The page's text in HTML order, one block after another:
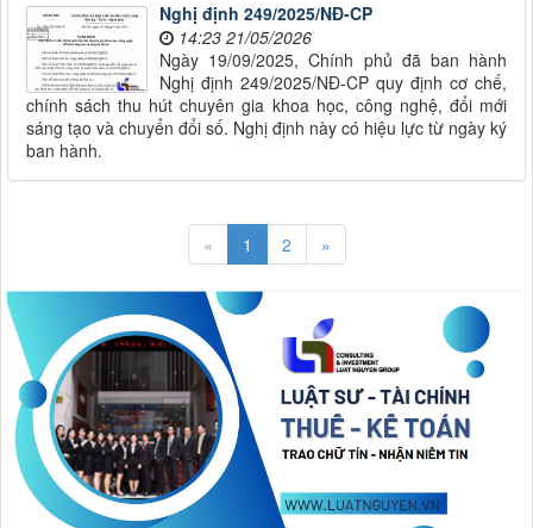
Nghị định 249/2025/NĐ-CP
14:23 21/05/2026
Ngày 19/09/2025, Chính phủ đã ban hành
Nghị định 249/2025/NĐ-CP quy định cơ chế,
chính sách thu hút chuyên gia khoa học, công nghệ, đổi mới
sáng tạo và chuyển đổi số. Nghị định này có hiệu lực từ ngày ký
ban hành.
« 1 2 »